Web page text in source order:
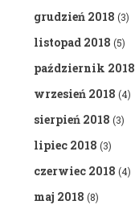
grudzień 2018 (3)
listopad 2018 (5)
październik 2018
wrzesień 2018 (4)
sierpień 2018 (3)
lipiec 2018 (3)
czerwiec 2018 (4)
maj 2018 (8)